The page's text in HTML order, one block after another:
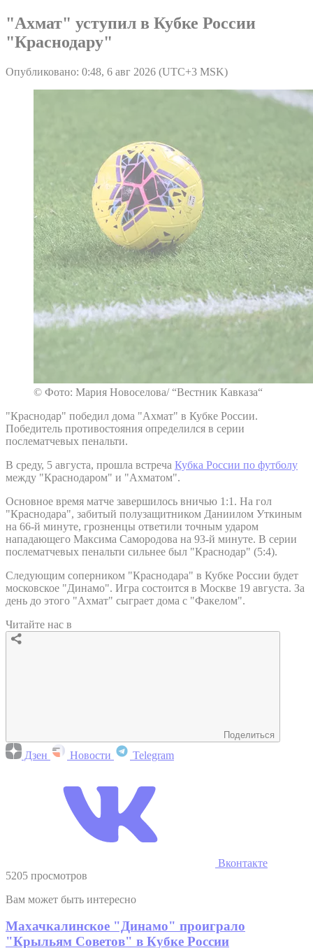
"Ахмат" уступил в Кубке России
"Краснодару"
Опубликовано: 0:48, 6 авг 2026 (UTC+3 MSK)
© Фото: Мария Новоселова/ “Вестник Кавказа“
"Краснодар" победил дома "Ахмат" в Кубке России.
Победитель противостояния определился в серии
послематчевых пенальти.
В среду, 5 августа, прошла встреча Кубка России по футболу
между "Краснодаром" и "Ахматом".
Основное время матче завершилось вничью 1:1. На гол
"Краснодара", забитый полузащитником Даниилом Уткиным
на 66-й минуте, грозненцы ответили точным ударом
нападающего Максима Самородова на 93-й минуте. В серии
послематчевых пенальти сильнее был "Краснодар" (5:4).
Следующим соперником "Краснодара" в Кубке России будет
московское "Динамо". Игра состоится в Москве 19 августа. За
день до этого "Ахмат" сыграет дома с "Факелом".
Читайте нас в
Поделиться
Дзен Новости Telegram
Вконтакте
5205 просмотров
Вам может быть интересно
Махачкалинское "Динамо" проиграло
"Крыльям Советов" в Кубке России